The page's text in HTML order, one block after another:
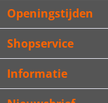
Openingstijden
Shopservice
Informatie